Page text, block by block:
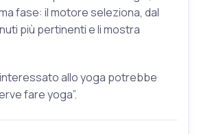
fase: il motore seleziona, dal
più pertinenti e li mostra
allo yoga potrebbe
fare yoga”.